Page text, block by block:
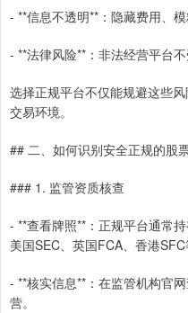
- **信息不透明**：隐藏费用、模
- **法律风险**：非法经营平台
选择正规平台不仅能规避这些
交易环境。
## 二、如何识别安全正规的股
### 1. 监管资质核查
- **查看牌照**：正规平台通常
美国SEC、英国FCA、香港SFC
- **核实信息**：在监管机构官
营。